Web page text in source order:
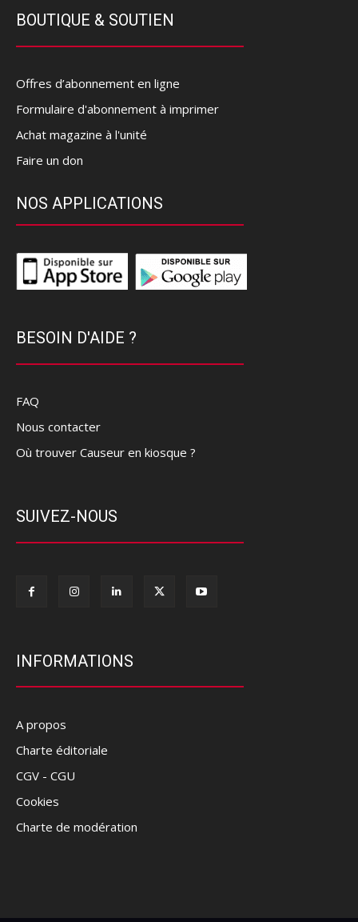
BOUTIQUE & SOUTIEN
Offres d’abonnement en ligne
Formulaire d'abonnement à imprimer
Achat magazine à l'unité
Faire un don
NOS APPLICATIONS
BESOIN D'AIDE ?
FAQ
Nous contacter
Où trouver Causeur en kiosque ?
SUIVEZ-NOUS
INFORMATIONS
A propos
Charte éditoriale
CGV - CGU
Cookies
Charte de modération